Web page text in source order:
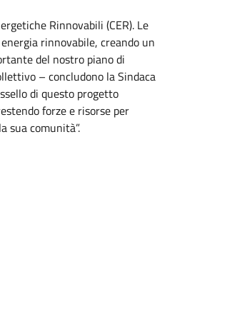
Rinnovabili (CER). Le
rinnovabile, creando un
del nostro piano di
– concludono la Sindaca
di questo progetto
forze e risorse per
sua comunità”.